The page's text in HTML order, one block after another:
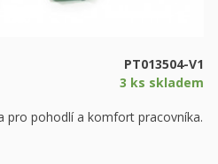
PT013504-V1
3 ks skladem
pro pohodlí a komfort pracovníka.